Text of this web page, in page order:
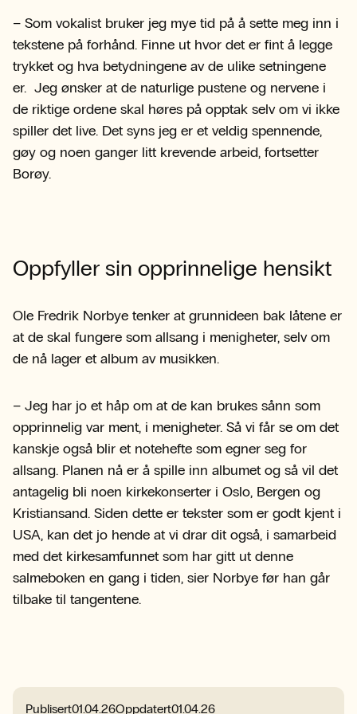
– Som vokalist bruker jeg mye tid på å sette meg inn i
tekstene på forhånd. Finne ut hvor det er fint å legge
trykket og hva betydningene av de ulike setningene
er. Jeg ønsker at de naturlige pustene og nervene i
de riktige ordene skal høres på opptak selv om vi ikke
spiller det live. Det syns jeg er et veldig spennende,
gøy og noen ganger litt krevende arbeid, fortsetter
Borøy.
Oppfyller sin opprinnelige hensikt
Ole Fredrik Norbye tenker at grunnideen bak låtene er
at de skal fungere som allsang i menigheter, selv om
de nå lager et album av musikken.
– Jeg har jo et håp om at de kan brukes sånn som
opprinnelig var ment, i menigheter. Så vi får se om det
kanskje også blir et notehefte som egner seg for
allsang. Planen nå er å spille inn albumet og så vil det
antagelig bli noen kirkekonserter i Oslo, Bergen og
Kristiansand. Siden dette er tekster som er godt kjent i
USA, kan det jo hende at vi drar dit også, i samarbeid
med det kirkesamfunnet som har gitt ut denne
salmeboken en gang i tiden, sier Norbye før han går
tilbake til tangentene.
Publisert01.04.26Oppdatert01.04.26